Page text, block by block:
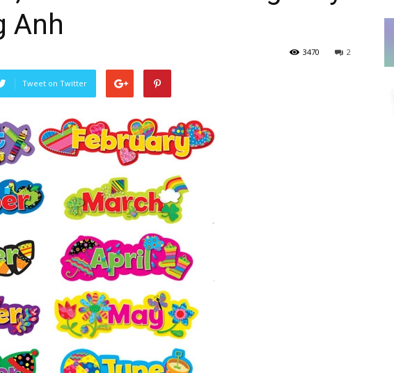
Anh
2
3470
Tweet on Twitter